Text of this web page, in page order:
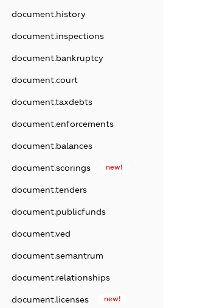
document.history
document.inspections
document.bankruptcy
document.court
document.taxdebts
document.enforcements
document.balances
document.scorings new!
document.tenders
document.publicfunds
document.ved
document.semantrum
document.relationships
document.licenses new!